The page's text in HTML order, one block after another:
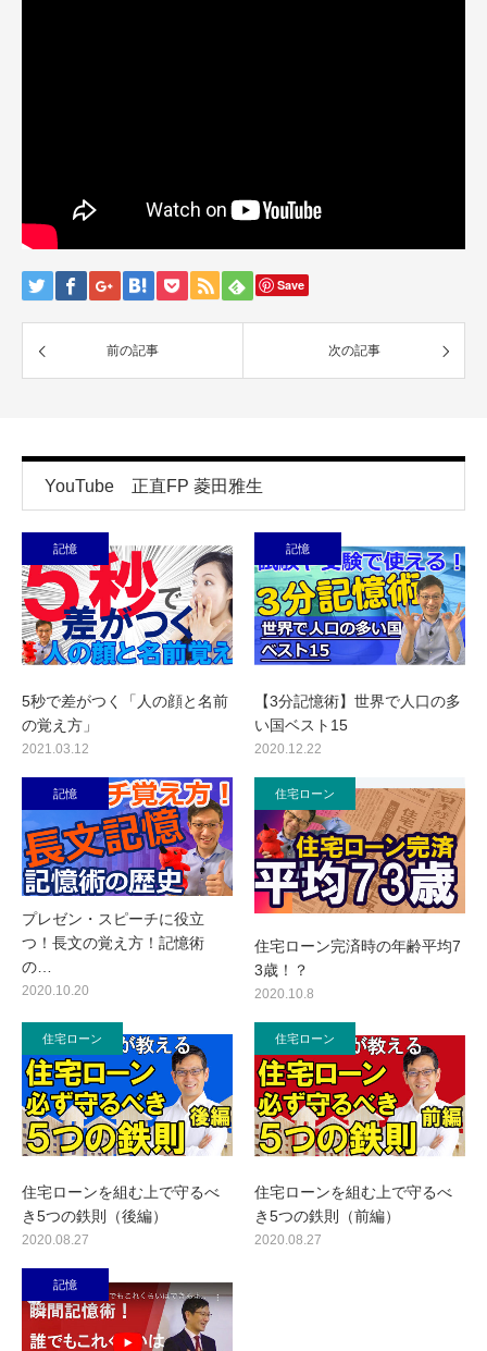
Save
前の記事 次の記事
YouTube 正直FP 菱田雅生
記憶
5秒で差がつく「人の顔と名前
の覚え方」
2021.03.12
記憶
【3分記憶術】世界で人口の多
い国ベスト15
2020.12.22
記憶
プレゼン・スピーチに役立
つ！長文の覚え方！記憶術
の…
2020.10.20
住宅ローン
住宅ローン完済時の年齢平均7
3歳！？
2020.10.8
住宅ローン
住宅ローンを組む上で守るべ
き5つの鉄則（後編）
2020.08.27
住宅ローン
住宅ローンを組む上で守るべ
き5つの鉄則（前編）
2020.08.27
記憶